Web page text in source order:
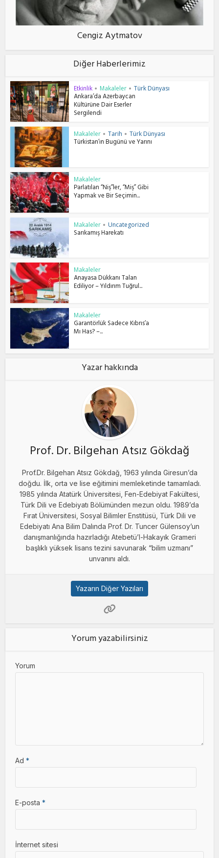
Cengiz Aytmatov
Diğer Haberlerimiz
Etkinlik • Makaleler • Türk Dünyası
Ankara’da Azerbaycan
Kültürüne Dair Eserler
Sergilendi
Makaleler • Tarih • Türk Dünyası
Türkistan’ın Bugünü ve Yarını
Makaleler
Parlatılan “Niş”ler, “Miş” Gibi
Yapmak ve Bir Seçimin...
Makaleler • Uncategorized
Sarıkamış Harekatı
Makaleler
Anayasa Dükkanı Talan
Ediliyor – Yıldırım Tuğrul...
Makaleler
Garantörlük Sadece Kıbrıs’a
Mı Has? –...
Yazar hakkında
Prof. Dr. Bilgehan Atsız Gökdağ
Prof.Dr. Bilgehan Atsız Gökdağ, 1963 yılında Giresun’da
doğdu. İlk, orta ve lise eğitimini memleketinde tamamladı.
1985 yılında Atatürk Üniversitesi, Fen-Edebiyat Fakültesi,
Türk Dili ve Edebiyatı Bölümünden mezun oldu. 1989’da
Fırat Üniversitesi, Sosyal Bilimler Enstitüsü, Türk Dili ve
Edebiyatı Ana Bilim Dalında Prof. Dr. Tuncer Gülensoy’un
danışmanlığında hazırladığı Atebetü’l-Hakayık Grameri
başlıklı yüksek lisans tezini savunarak “bilim uzmanı”
unvanını aldı.
Yazarın Diğer Yazıları
Yorum yazabilirsiniz
Yorum
Ad*
E-posta*
İnternet sitesi